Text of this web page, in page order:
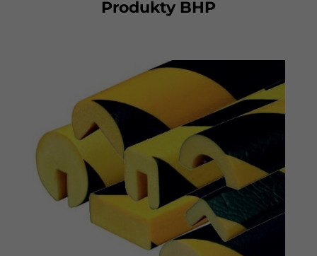
Produkty BHP